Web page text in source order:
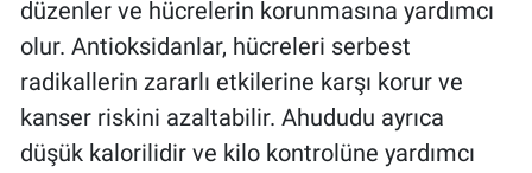
düzenler ve hücrelerin korunmasına yardımcı
olur. Antioksidanlar, hücreleri serbest
radikallerin zararlı etkilerine karşı korur ve
kanser riskini azaltabilir. Ahududu ayrıca
düşük kalorilidir ve kilo kontrolüne yardımcı